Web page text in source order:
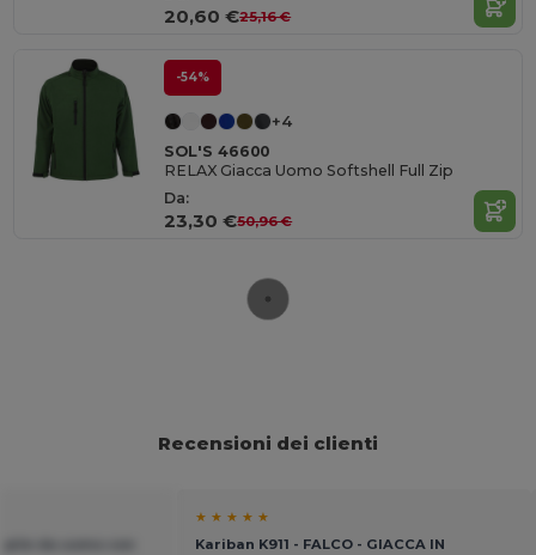
20,60 €25,16 €
-54%
+4
SOL'S 46600
RELAX Giacca Uomo Softshell Full Zip
Da:
23,30 €50,96 €
Recensioni dei clienti
★ ★ ★ ★ ★
Kariban K911 - FALCO - GIACCA IN